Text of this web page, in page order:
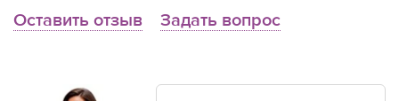
Оставить отзыв Задать вопрос